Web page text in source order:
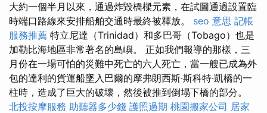
大約一個半月以來，通過炸毀橋樑元素，在試圖通過設置臨
時端口路線來安排船舶交通時最終被釋放。 seo 意思 記帳
服務推薦 特立尼達（Trinidad）和多巴哥（Tobago）也是
加勒比海地區非常著名的島嶼。 正如我們報導的那樣，三
月份在一場可怕的災難中死亡的六人死亡，當一艘已成為外
包的達利的貨運船墜入巴爾的摩弗朗西斯·斯科特·凱橋的一
柱時，造成了巨大的破壞，然後被推到倒塌下橋的部分。
北投按摩服務 助聽器多少錢 護照過期 桃園搬家公司 居家